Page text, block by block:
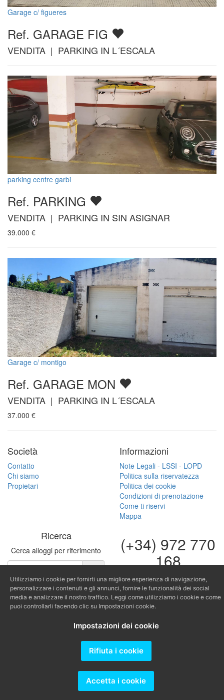
Garage c/ figueres
Ref. GARAGE FIG
VENDITA | PARKING IN L´ESCALA
parking centre garbi
Ref. PARKING
VENDITA | PARKING IN SIN ASIGNAR
39.000 €
Garage c/ montigo
Ref. GARAGE MON
VENDITA | PARKING IN L´ESCALA
37.000 €
Società
Contatto
Chi siamo
Propietari
Informazioni
Note Legali - LSSI - LOPD
Politica sulla riservatezza
Politica dei cookie
Condizioni di prenotazione
Come ti riservi
Mappa
Ricerca
Cerca alloggi per riferimento (+34) 972 770
168
(+34) 616 966
682
Utilizziamo i cookie per fornirti una migliore esperienza di navigazione,
personalizzare i contenuti e gli annunci, fornire le funzionalità dei social
media e analizzare il nostro traffico. Leggi come utilizziamo i cookie e come
puoi controllarli facendo clic su Impostazioni cookie.
Impostazioni dei cookie
Rifiuta i cookie
Accetta i cookie